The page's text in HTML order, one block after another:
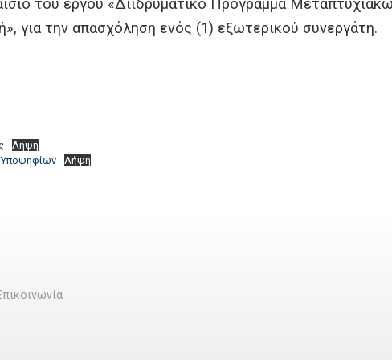
του έργου «Διιδρυματικό Πρόγραμμα
για την απασχόληση ενός (1) εξωτερικού συνεργάτη.
Λήψη
Λήψη